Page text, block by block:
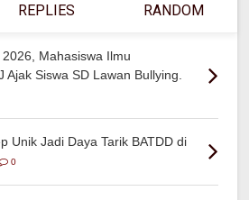
REPLIES RANDOM
Mahasiswa Ilmu
Ajak Siswa SD Lawan Bullying.
Unik Jadi Daya Tarik BATDD di
0